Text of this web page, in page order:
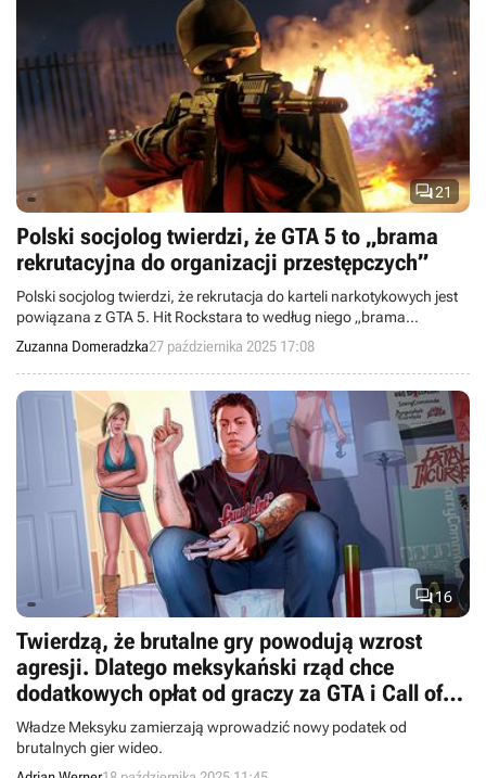
21
Polski socjolog twierdzi, że GTA 5 to „brama
rekrutacyjna do organizacji przestępczych”
Polski socjolog twierdzi, że rekrutacja do karteli narkotykowych jest
powiązana z GTA 5. Hit Rockstara to według niego „brama
rekrutacyjna do organizacji przestępczych”.
Zuzanna Domeradzka27 października 2025 17:08
16
Twierdzą, że brutalne gry powodują wzrost
agresji. Dlatego meksykański rząd chce
dodatkowych opłat od graczy za GTA i Call of
Duty
Władze Meksyku zamierzają wprowadzić nowy podatek od
brutalnych gier wideo.